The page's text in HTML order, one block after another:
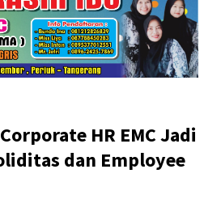
HR EMC Jadi
dan Employee